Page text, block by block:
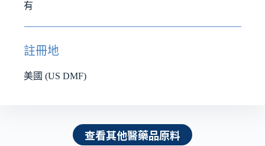
有
註冊地
美國 (US DMF)
查看其他醫藥品原料